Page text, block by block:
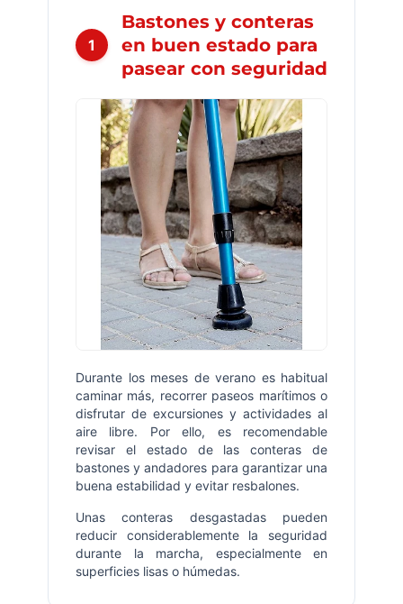
1
Bastones y conteras
en buen estado para
pasear con seguridad
Durante los meses de verano es habitual
caminar más, recorrer paseos marítimos o
disfrutar de excursiones y actividades al
aire libre. Por ello, es recomendable
revisar el estado de las conteras de
bastones y andadores para garantizar una
buena estabilidad y evitar resbalones.
Unas conteras desgastadas pueden
reducir considerablemente la seguridad
durante la marcha, especialmente en
superficies lisas o húmedas.